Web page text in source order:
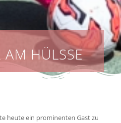
HÜLSSE
heute ein prominenten Gast zu